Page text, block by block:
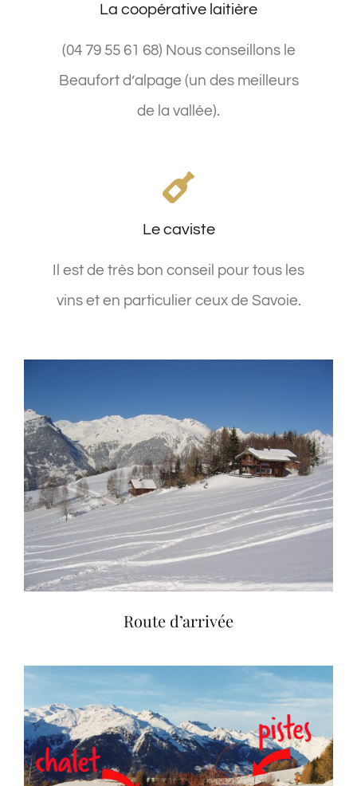
La coopérative laitière
(04 79 55 61 68) Nous conseillons le
Beaufort d’alpage (un des meilleurs
de la vallée).
Le caviste
Il est de très bon conseil pour tous les
vins et en particulier ceux de Savoie.
Route d’arrivée